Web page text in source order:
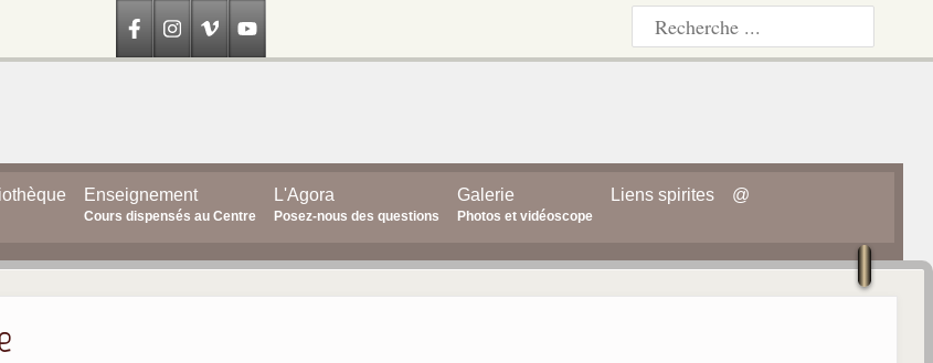
Enseignement
Cours dispensés au Centre
L'Agora
Posez-nous des questions
Galerie
Photos et vidéoscope
Liens spirites @